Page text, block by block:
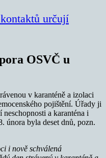
určují
OSVČ u
v karanténě a izolaci
pojištění. Úřady ji
a karanténa i
února byla deset dnů, pozn.
i nově schválená